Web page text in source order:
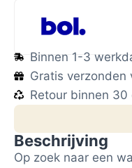
Binnen 1-3
Gratis
Retour binnen 30
Beschrijving
Op zoek naar een